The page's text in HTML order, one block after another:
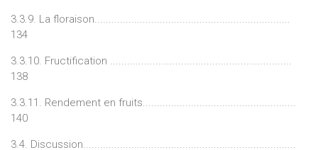
3.3.9. La floraison.....................................................................
134
3.3.10. Fructification ................................................................
138
3.3.11. Rendement en fruits......................................................
140
3.4. Discussion...........................................................................